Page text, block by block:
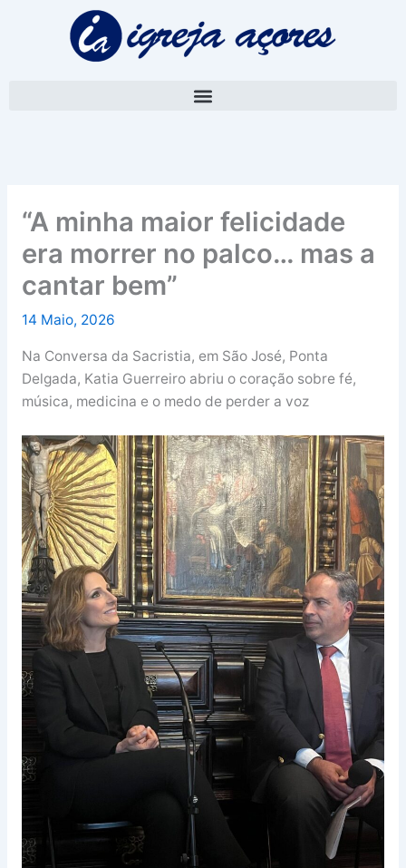
“A minha maior felicidade
era morrer no palco… mas a
cantar bem”
14 Maio, 2026
Na Conversa da Sacristia, em São José, Ponta
Delgada, Katia Guerreiro abriu o coração sobre fé,
música, medicina e o medo de perder a voz